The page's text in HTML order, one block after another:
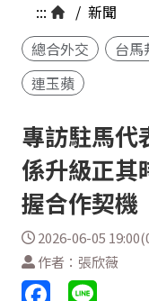
::: / 新聞
總合外交
台馬
連玉蘋
專訪駐馬代
係升級正其
握合作契機
2026-06-05
作者：張欣薇